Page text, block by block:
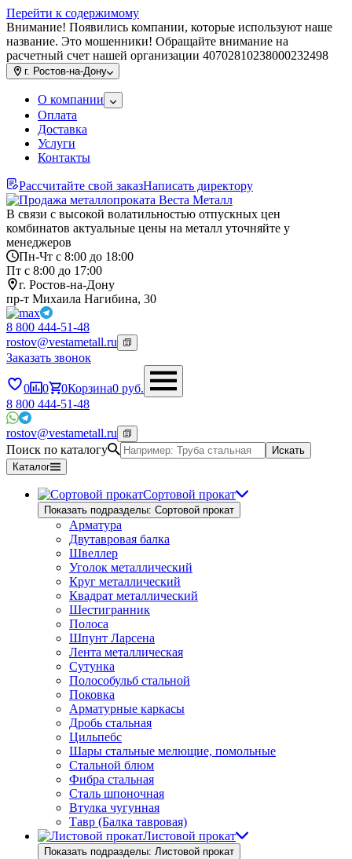
Перейти к содержимому
Внимание! Появились компании, которые используют наше
название. Это мошенники! Обращайте внимание на
расчетный счет нашей организации 40702810238000232498
г. Ростов-на-Дону
О компании
Оплата
Доставка
Услуги
Контакты
Рассчитайте свой заказНаписать директору
В связи с высокой волатильностью отпускных цен
комбинатов актуальные цены на металл уточняйте у
менеджеров
Пн-Чт с 8:00 до 18:00
Пт с 8:00 до 17:00
г. Ростов-на-Дону
пр-т Михаила Нагибина, 30
8 800 444-51-48
rostov@vestametall.ru
Заказать звонок
0 0 0Корзина0 руб.
8 800 444-51-48
rostov@vestametall.ru
Поиск по каталогу
Искать
Каталог
Сортовой прокат
Показать подразделы: Сортовой прокат
Арматура
Двутавровая балка
Швеллер
Уголок металлический
Круг металлический
Квадрат металлический
Шестигранник
Полоса
Шпунт Ларсена
Лента металлическая
Сутунка
Полособульб стальной
Поковка
Арматурные каркасы
Дробь стальная
Цильпебс
Шары стальные мелющие, помольные
Стальной блюм
Фибра стальная
Сталь шпоночная
Втулка чугунная
Тавр (Балка тавровая)
Листовой прокат
Показать подразделы: Листовой прокат